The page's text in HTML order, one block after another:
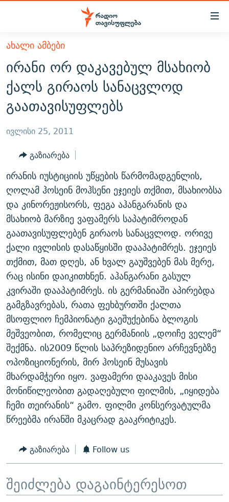
Accessibility
მთავარ
შინაარსზე
დაბრუნება
მთავარ
ნავიგაციაზე
დაბრუნება
ძიებაზე
ᲐᲮᲐᲚᲘ ᲐᲛᲑᲔᲑᲘ
ᲗᲔᲛᲔᲑᲘ
ᲞᲝᲚᲘᲢᲘᲙᲐ
ᲔᲙᲝᲜᲝᲛᲘᲙᲐ
ᲡᲐᲖᲝᲒᲐᲓᲝᲔᲑᲐ
ᲕᲘᲓᲔᲝ
ᲑᲚᲝᲒᲔᲑᲘ
ᲞᲝᲓᲙᲐᲡᲢᲔᲑᲘ
60 ᲓᲔᲪᲘᲑᲔᲚᲘ
ᲒᲐᲜᲙᲘᲗᲮᲕᲘᲡ ᲓᲦᲔ
ᲓᲘᲚᲘᲡ ᲡᲐᲣᲑᲠᲔᲑᲘ
ᲛᲝᲚᲐᲞᲐᲠᲐᲙᲔ ᲢᲔᲥᲡᲢᲔᲑᲘ
ᲨᲘᲜ - ᲣᲪᲮᲝᲔᲗᲨᲘ
ᲚᲘᲢᲔᲠᲐᲢᲣᲠᲣᲚᲘ ᲬᲐᲮᲜᲐᲒᲔᲑᲘ
ᲐᲛᲔᲠᲘᲙᲣᲚᲘ ᲛᲝᲗᲮᲠᲝᲑᲐ
ᲘᲛᲞᲔᲠᲘᲐ ᲓᲐ ᲠᲐᲓᲘᲝ
ᲤᲔᲜᲝᲕᲐᲜᲘ - 2.10
ᲗᲥᲕᲔᲜᲘ ᲞᲣᲑᲚᲘᲙᲐᲪᲘᲔᲑᲘ
ᲞᲠᲝᲔᲥᲢᲔᲑᲘ
ᲣᲙᲠᲐᲘᲜᲐᲨᲘ ᲓᲐᲦᲣᲞᲣᲚᲘ ᲥᲐᲠᲗᲕᲔᲚᲘ ᲛᲔᲑᲠᲫᲝᲚᲔᲑᲘ - 2022
ᲓᲐᲛᲝᲣᲙᲘᲓᲔᲑᲚᲝᲑᲘᲡ 100 ᲬᲔᲚᲘ
ᲩᲔᲛᲘ ᲡᲘᲙᲕᲓᲘᲚᲘᲡ ᲛᲘᲖᲔᲖᲘᲐ COVID-19
11 ᲬᲔᲚᲘ - 11 ᲐᲛᲑᲐᲕᲘ
ᲡᲐᲞᲐᲠᲚᲐᲛᲔᲜᲢᲝ ᲐᲠᲩᲔᲕᲜᲔᲑᲘᲡ ᲘᲡᲢᲝᲠᲘᲐ
ᲑᲐᲕᲨᲕᲔᲑᲘ ᲞᲠᲝᲡᲢᲘᲢᲣᲪᲘᲐᲨᲘ - ᲐᲛᲝᲣᲗᲥᲛᲔᲚᲘ ᲐᲛᲑᲐᲕᲘ
5 ᲐᲛᲑᲐᲕᲘ - 20 ᲘᲕᲜᲘᲡᲡ ᲓᲐᲨᲐᲕᲔᲑᲣᲚᲔᲑᲘ
ᲐᲒᲕᲘᲡᲢᲝᲡ ᲝᲛᲘ
ПРИВЕТ ᲙᲣᲚᲢᲣᲠᲐ
ЭХО КАВКАЗА
ᲒᲐᲛᲝᲘᲬᲔᲠᲔ
რთე/რთ-ის ყველა საიტი
ᲐᲮᲐᲚᲘ ᲐᲛᲑᲔᲑᲘ
ირანი ორ დაკავებულ მსახიობ
ქალს გირაოს სანაცვლოდ
გაათავისუფლებს
ივლისი 25, 2011
გაზიარება
ირანის იუსტიციის უწყების წარმომადგენლის,
ღოლამ ჰოსეინ მოჰსენი ეჯეიეს თქმით, მსახიობსა
და კინორეჟისორს, ფეგა აჰანგარანის და
მსახიობ მარზიე ვაფამერს საპატიმროდან
გაათავისუფლებენ გირაოს სანაცვლოდ. ორივე
ქალი ივლისის დასაწყისში დააპატიმრეს. ეჯეიეს
თქმით, მათ დღეს, ან ხვალ გაუშვებენ მას მერე,
რაც ისინი დაიკითხნენ. აჰანგარანი გასულ
კვირაში დააპატიმრეს. ის გერმანიაში აპირებდა
გამგზავრებას, რათა ფეხბურთში ქალთა
მსოფლიო ჩემპიონატი გაეშუქებინა ბლოგის
მეშვეობით, რომელიც გერმანიის „დოიჩე ველემ“
შექმნა. ის2009 წლის საპრეზიდენიო არჩევნებზე
ოპოზიციონერის, მირ ჰოსეინ მუსავის
მხარდამჭერი იყო. ვაფამერი დააკავეს მისი
მონიწილეობით გადაღებული ფილმის, „იყიდება
ჩემი თეირანის“ გამო. ფილმი კონსერვატულმა
წრეებმა ირანში მკაცრად გააკრიტიკეს.
გაზიარება Follow us
შეიძლება დაგაინტერესოთ